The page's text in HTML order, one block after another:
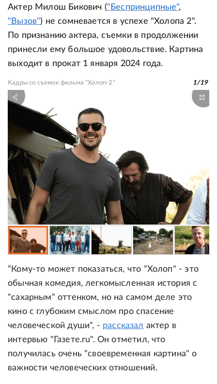
Актер Милош Бикович ("Беспринципные",
"Вызов") не сомневается в успехе "Холопа 2".
По признанию актера, съемки в продолжении
принесли ему большое удовольствие. Картина
выходит в прокат 1 января 2024 года.
Кадры со съемок фильма "Холоп-2" 1/19
"Кому-то может показаться, что "Холоп" - это
обычная комедия, легкомысленная история с
"сахарным" оттенком, но на самом деле это
кино с глубоким смыслом про спасение
человеческой души", - рассказал актер в
интервью "Газете.ru". Он отметил, что
получилась очень "своевременная картина" о
важности человеческих отношений.